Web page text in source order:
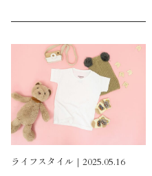
ライフスタイル｜2025.05.16